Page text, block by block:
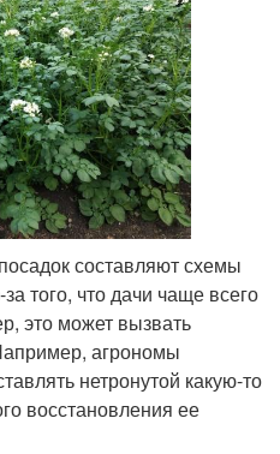
составляют схемы
того, что дачи чаще всего
это может вызвать
агрономы
нетронутой какую-то
восстановления ее